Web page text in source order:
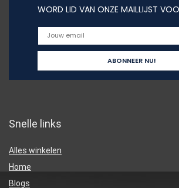
WORD LID VAN ONZE MAILLIJST
Snelle links
Alles winkelen
Home
Blogs